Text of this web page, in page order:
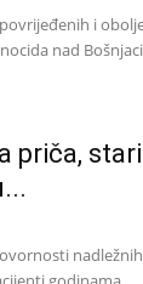
i
nad
priča, stari
nadležnih